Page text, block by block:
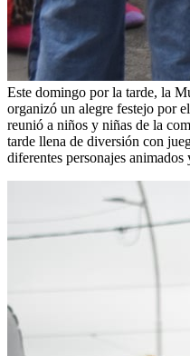
Este domingo por la tarde, la
organizó un alegre festejo por
reunió a niños y niñas de la
tarde llena de diversión con
diferentes personajes animados